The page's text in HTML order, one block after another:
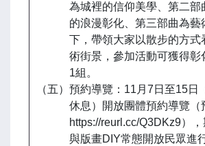
為城裡的信仰美學、第二部
的浪漫彰化、第三部曲為藝
下，帶領大家以散步的方
術街景，參加活動可獲得彰
1組。
（五）預約導覽：11月7日至15日
休息）開放團體預約導覽（
https://reurl.cc/Q3DKz9）
與版畫DIY常態開放民眾進